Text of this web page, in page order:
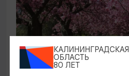
КОНЦЕРТЫ
КАЛИНИНГРАДСКАЯ
ОБЛАСТЬ
80 ЛЕТ